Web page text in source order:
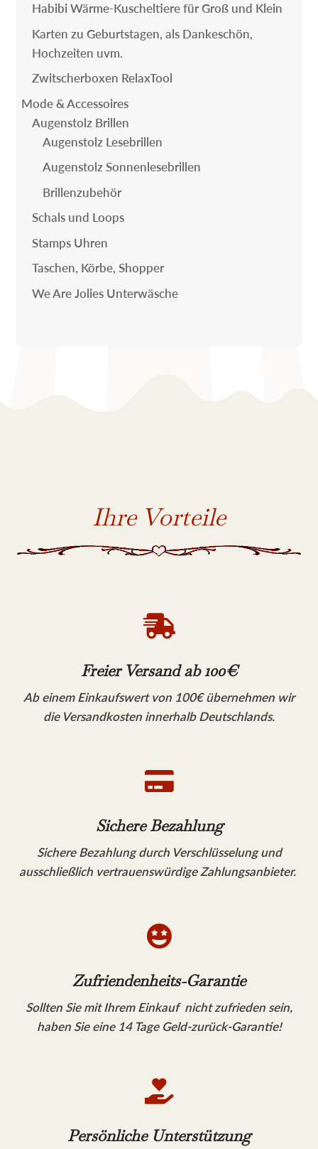
Habibi Wärme-Kuscheltiere für Groß und Klein
Karten zu Geburtstagen, als Dankeschön,
Hochzeiten uvm.
Zwitscherboxen RelaxTool
Mode & Accessoires
Augenstolz Brillen
Augenstolz Lesebrillen
Augenstolz Sonnenlesebrillen
Brillenzubehör
Schals und Loops
Stamps Uhren
Taschen, Körbe, Shopper
We Are Jolies Unterwäsche
Ihre Vorteile

Freier Versand ab 100€
Ab einem Einkaufswert von 100€ übernehmen wir
die Versandkosten innerhalb Deutschlands.

Sichere Bezahlung
Sichere Bezahlung durch Verschlüsselung und
ausschließlich vertrauenswürdige Zahlungsanbieter.

Zufriendenheits-Garantie
Sollten Sie mit Ihrem Einkauf nicht zufrieden sein,
haben Sie eine 14 Tage Geld-zurück-Garantie!

Persönliche Unterstützung